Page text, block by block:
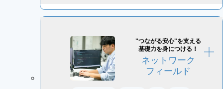
"つながる安心"を支える
基礎力を身につける！
ネットワーク
フィールド